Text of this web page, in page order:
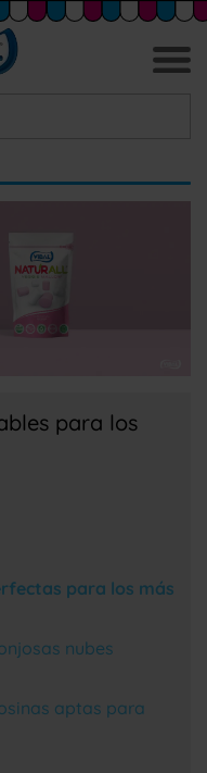
para los
para los más
nubes
aptas para